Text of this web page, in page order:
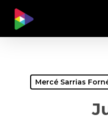
main
Mercé Sarrias